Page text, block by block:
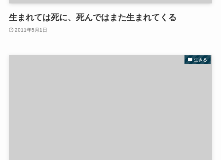
生まれては死に、死んではまた生まれてくる
2011年5月1日
生きる